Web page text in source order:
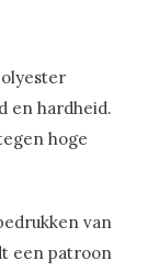
en hardheid.
hoge
van
een patroon